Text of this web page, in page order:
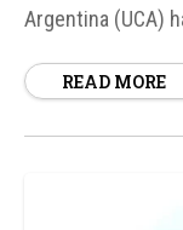
Argentina (UCA)
Francisco:
READ MORE